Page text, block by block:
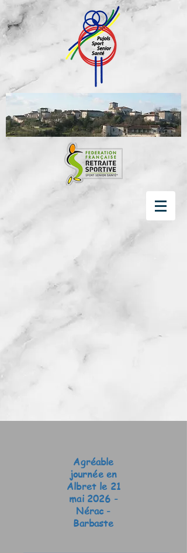
Agréable
journée en
Albret le 21
mai 2026 -
Nérac -
Barbaste